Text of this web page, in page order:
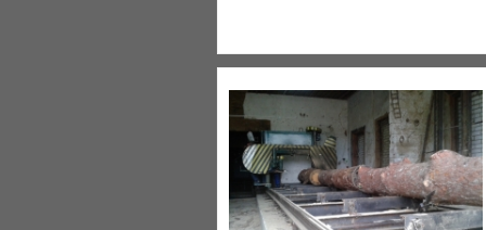
068 767 03 27